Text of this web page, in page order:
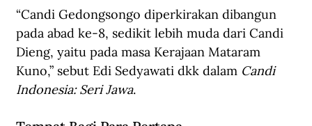
“Candi Gedongsongo diperkirakan dibangun
pada abad ke-8, sedikit lebih muda dari Candi
Dieng, yaitu pada masa Kerajaan Mataram
Kuno,” sebut Edi Sedyawati dkk dalam Candi
Indonesia: Seri Jawa.